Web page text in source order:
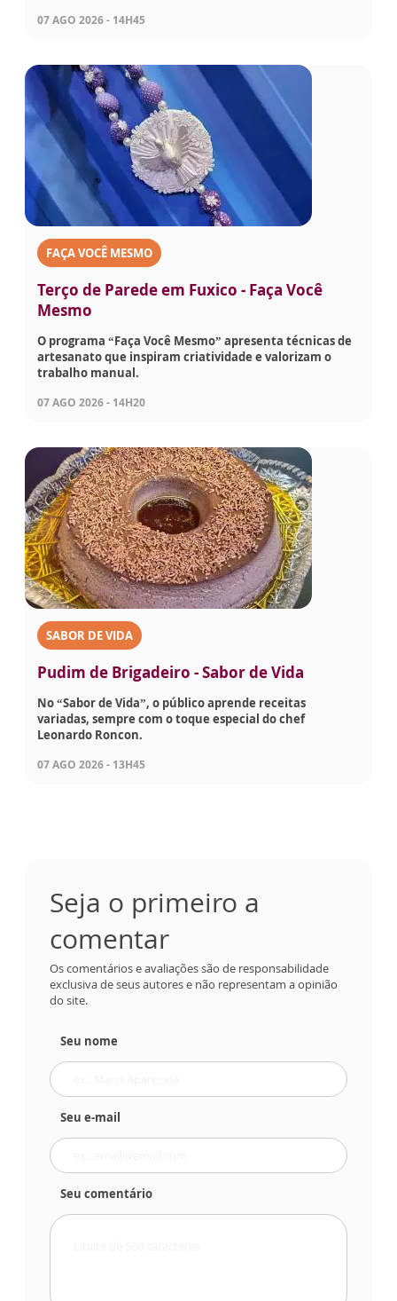
07 AGO 2026 - 14H45
FAÇA VOCÊ MESMO
Terço de Parede em Fuxico - Faça Você
Mesmo
O programa “Faça Você Mesmo” apresenta técnicas de
artesanato que inspiram criatividade e valorizam o
trabalho manual.
07 AGO 2026 - 14H20
SABOR DE VIDA
Pudim de Brigadeiro - Sabor de Vida
No “Sabor de Vida”, o público aprende receitas
variadas, sempre com o toque especial do chef
Leonardo Roncon.
07 AGO 2026 - 13H45
Seja o primeiro a
comentar
Os comentários e avaliações são de responsabilidade
exclusiva de seus autores e não representam a opinião
do site.
Seu nome
Seu e-mail
Seu comentário